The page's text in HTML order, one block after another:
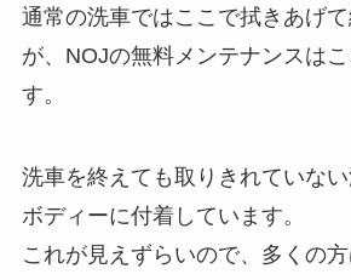
通常の洗車ではここで拭きあげ
が、NOJの無料メンテナンスは
す。
洗車を終えても取りきれていな
ボディーに付着しています。
これが見えずらいので、多くの